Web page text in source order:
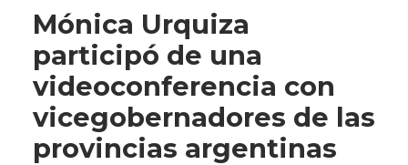
Mónica Urquiza
participó de una
videoconferencia con
vicegobernadores de las
provincias argentinas